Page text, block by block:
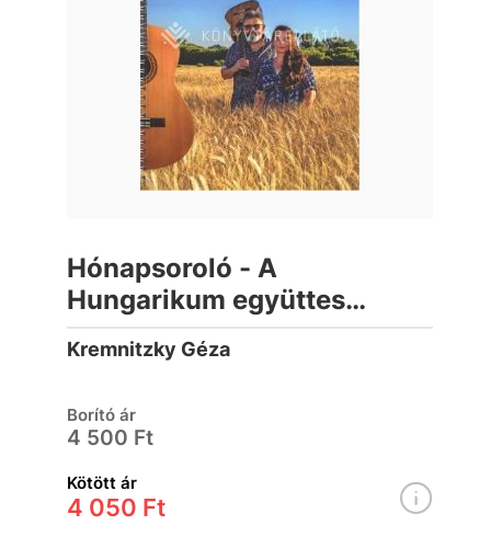
Hónapsoroló - A
Hungarikum együttes
dalaival
Kremnitzky Géza
Borító ár
4 500 Ft
Kötött ár
4 050 Ft